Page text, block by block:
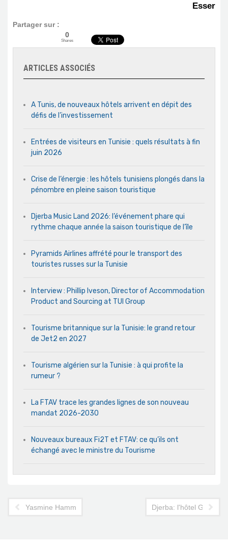
Esser
Partager sur :
0
Shares
ARTICLES ASSOCIÉS
A Tunis, de nouveaux hôtels arrivent en dépit des
défis de l’investissement
Entrées de visiteurs en Tunisie : quels résultats à fin
juin 2026
Crise de l’énergie : les hôtels tunisiens plongés dans la
pénombre en pleine saison touristique
Djerba Music Land 2026: l’événement phare qui
rythme chaque année la saison touristique de l’île
Pyramids Airlines affrété pour le transport des
touristes russes sur la Tunisie
Interview : Phillip Iveson, Director of Accommodation
Product and Sourcing at TUI Group
Tourisme britannique sur la Tunisie: le grand retour
de Jet2 en 2027
Tourisme algérien sur la Tunisie : à qui profite la
rumeur ?
La FTAV trace les grandes lignes de son nouveau
mandat 2026-2030
Nouveaux bureaux Fi2T et FTAV: ce qu’ils ont
échangé avec le ministre du Tourisme
Yasmine Hammamet: les Beach Clubs des hôtels défoncés à
Djerba: l'hôtel Golf